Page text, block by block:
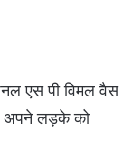
एस पी विमल वैस
अपने लड़के को